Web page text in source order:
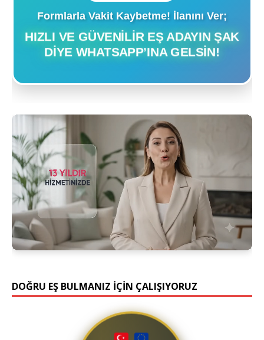
Formlarla Vakit Kaybetme! İlanını Ver;
HIZLI VE GÜVENILIR EŞ ADAYIN ŞAK
DIYE WHATSAPP’INA GELSIN!
DOĞRU EŞ BULMANIZ İÇİN ÇALIŞIYORUZ